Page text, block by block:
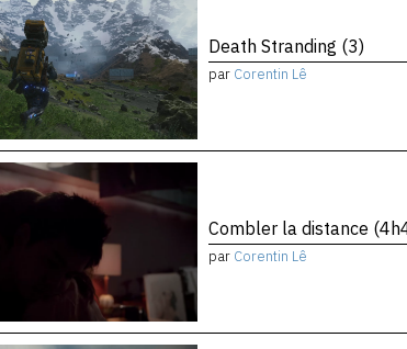
Death Stranding (3)
par Corentin Lê
Combler la distance
par Corentin Lê